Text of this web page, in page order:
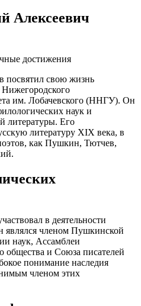
Алексеевич
достижения
посвятил свою жизнь
Нижегородского
им. Лобачевского (ННГУ). Он
наук и
литературы. Его
литературу XIX века, в
как Пушкин, Тютчев,
в деятельности
являлся членом Пушкинской
наук, Ассамблеи
общества и Союза писателей
понимание наследия
членом этих